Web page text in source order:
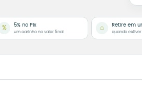
% 5% no Pix
um carinho no valor final
⌂ Retire em
quando estiver